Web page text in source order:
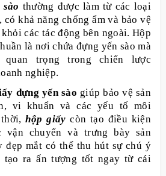
thường được làm từ các loại
khả năng chống ẩm và bảo vệ
các tác động bên ngoài. Hộp
là nơi chứa đựng yến sào mà
trọng trong chiến lược
nghiệp.
đựng yến sào giúp bảo vệ sản
vi khuẩn và các yếu tố môi
thời,hộp giấy còn tạo điều kiện
chuyển và trưng bày sản
đẹp mắt có thể thu hút sự chú ý
tạo ra ấn tượng tốt ngay từ cái